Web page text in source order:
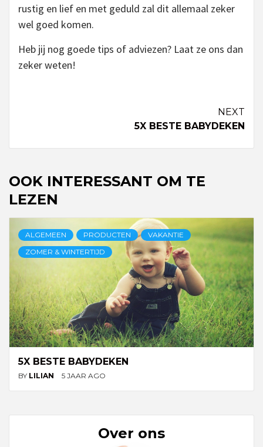
rustig en lief en met geduld zal dit allemaal zeker
wel goed komen.
Heb jij nog goede tips of adviezen? Laat ze ons dan
zeker weten!
NEXT
5X BESTE BABYDEKEN
OOK INTERESSANT OM TE
LEZEN
ALGEMEEN PRODUCTEN
VAKANTIE
ZOMER & WINTERTIJD
5X BESTE BABYDEKEN
BY LILIAN 5 JAAR AGO
Over ons